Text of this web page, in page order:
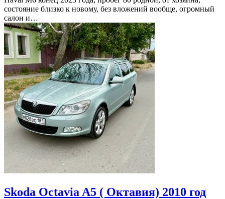
состояние близко к новому, без вложений вообще, огромный
салон и…
Skoda Octavia A5 ( Октавия) 2010 год